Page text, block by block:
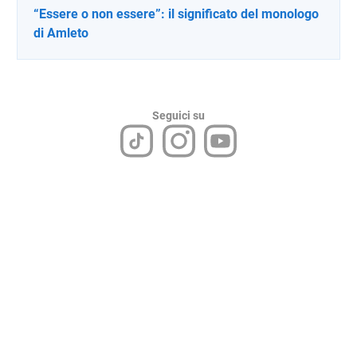
“Essere o non essere”: il significato del monologo
di Amleto
Seguici su